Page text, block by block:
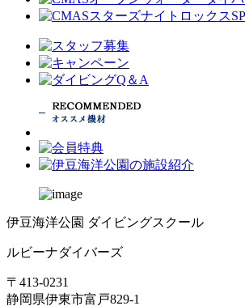
伊豆海洋公園 ダイビングスクール
ルビーナダイバーズ
〒413-0231
静岡県伊東市富戸829-1